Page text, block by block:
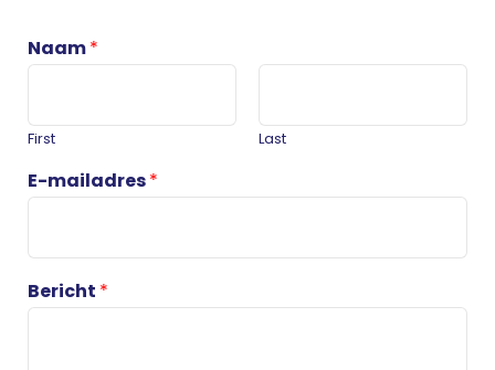
Naam*
First Last
E-mailadres*
Bericht *